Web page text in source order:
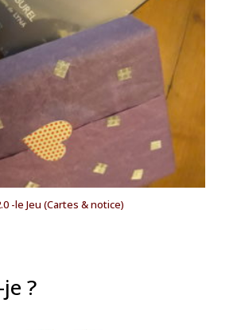
-le Jeu (Cartes & notice)
?